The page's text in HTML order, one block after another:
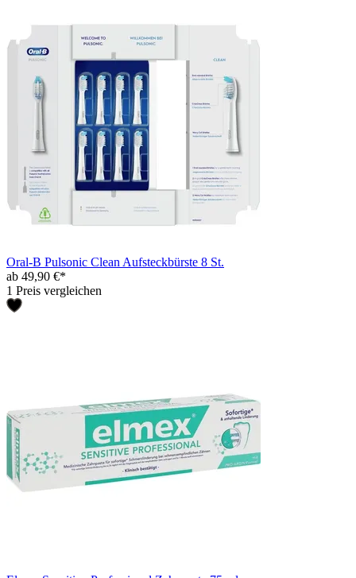
Oral-B Pulsonic Clean Aufsteckbürste 8 St.
ab 49,90 €*
1 Preis vergleichen